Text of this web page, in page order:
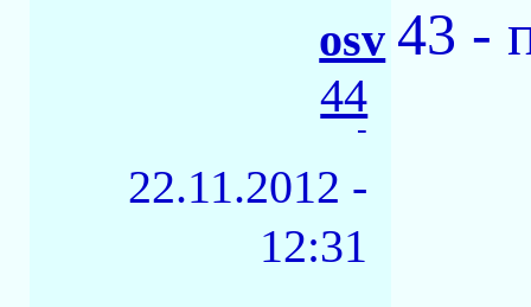
osv
44
-
22.11.2012 -
12:31
43 -